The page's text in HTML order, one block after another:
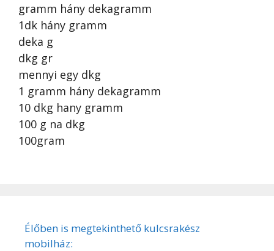
gramm hány dekagramm
1dk hány gramm
deka g
dkg gr
mennyi egy dkg
1 gramm hány dekagramm
10 dkg hany gramm
100 g na dkg
100gram
Élőben is megtekinthető kulcsrakész
mobilház: